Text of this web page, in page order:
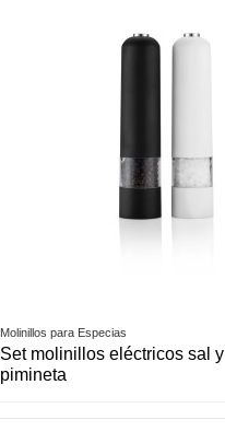
Molinillos para Especias
Set molinillos eléctricos sal y
pimineta